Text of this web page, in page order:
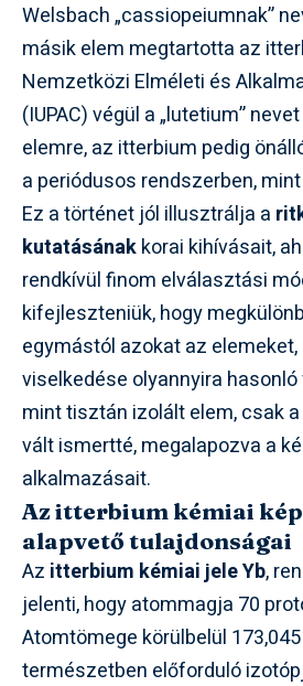
Welsbach „cassiopeiumnak”
másik elem megtartotta az
Nemzetközi Elméleti és
(IUPAC) végül a „lutetium”
elemre, az itterbium pedig
a periódusos rendszerben,
Ez a történet jól illusztrálja a
kutatásánakkorai kihívásait,
rendkívül finom elválasztási
kifejleszteniük, hogy
egymástól azokat az
viselkedése olyannyira
mint tisztán izolált elem, csak
vált ismertté, megalapozva a
alkalmazásait.
Az itterbium kémiai
alapvető tulajdonságai
Az itterbium kémiai jele Yb,
jelenti, hogy atommagja 70
Atomtömege körülbelül
természetben előforduló